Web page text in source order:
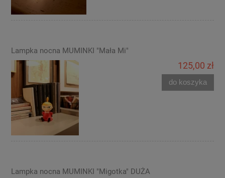
Lampka nocna MUMINKI "Mała Mi"
125,00 zł
do koszyka
Lampka nocna MUMINKI "Migotka" DUŻA